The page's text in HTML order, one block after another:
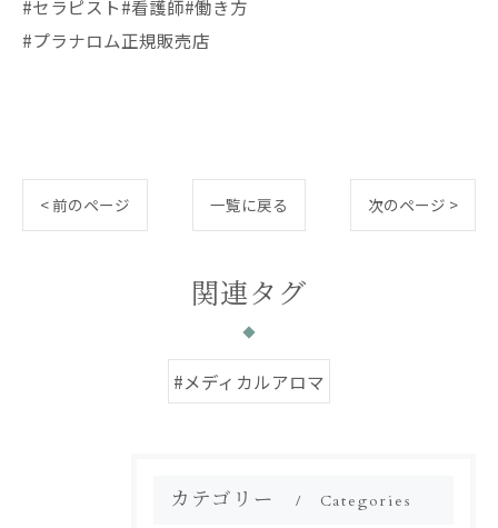
#セラピスト#看護師#働き方
#プラナロム正規販売店
< 前のページ 一覧に戻る 次のページ >
関連タグ
#メディカルアロマ
カテゴリー Categories